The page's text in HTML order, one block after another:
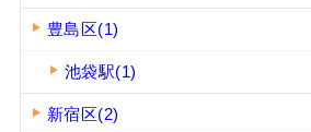
豊島区(1)
池袋駅(1)
新宿区(2)